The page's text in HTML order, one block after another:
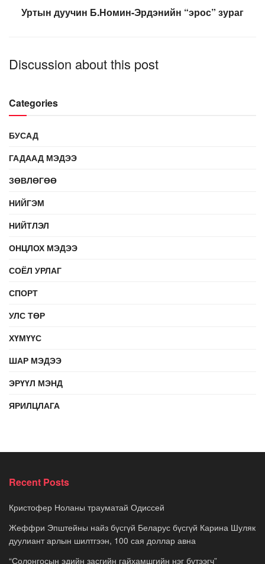
Уртын дуучин Б.Номин-Эрдэнийн “эрос” зураг
Discussion about this post
Categories
БУСАД
ГАДААД МЭДЭЭ
ЗӨВЛӨГӨӨ
НИЙГЭМ
НИЙТЛЭЛ
ОНЦЛОХ МЭДЭЭ
СОЁЛ УРЛАГ
СПОРТ
УЛС ТӨР
ХҮМҮҮС
ШАР МЭДЭЭ
ЭРҮҮЛ МЭНД
ЯРИЛЦЛАГА
Recent Posts
Кристофер Ноланы трауматай Одиссей
Жеффри Эпштейны найз бүсгүй Беларус бүсгүй Карина Шуляк
дуулиант арлын шилтгээн, 100 сая доллар авна
“Солонгосын эдийн засгийн гайхамшгийн нэг бүтээгч”